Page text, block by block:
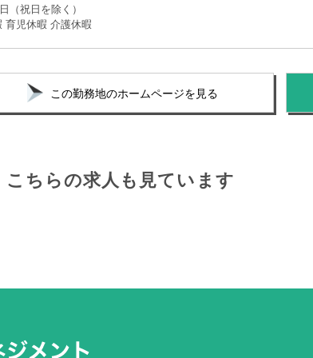
（祝日を除く）
育児休暇 介護休暇
この勤務地のホームページを見る
こちらの求人も見ています